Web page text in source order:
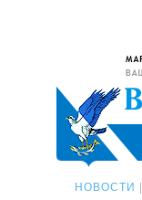
НОВОСТИ